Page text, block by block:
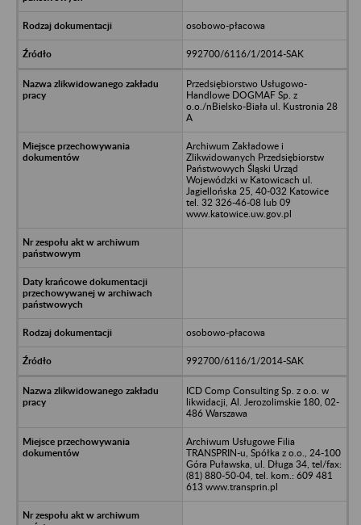
osobowo-płacowa
992700/6116/1/2014-SAK
Przedsiębiorstwo Usługowo-
Handlowe DOGMAF Sp. z
o.o./nBielsko-Biała ul. Kustronia 28
A
Archiwum Zakładowe i
Zlikwidowanych Przedsiębiorstw
Państwowych Śląski Urząd
Wojewódzki w Katowicach ul.
Jagiellońska 25, 40-032 Katowice
tel. 32 326-46-08 lub 09
www.katowice.uw.gov.pl
osobowo-płacowa
992700/6116/1/2014-SAK
ICD Comp Consulting Sp. z o.o. w
likwidacji, Al. Jerozolimskie 180, 02-
486 Warszawa
Archiwum Usługowe Filia
TRANSPRIN-u, Spółka z o.o., 24-100
Góra Puławska, ul. Długa 34, tel/fax:
(81) 880-50-04, tel. kom.: 609 481
613 www.transprin.pl